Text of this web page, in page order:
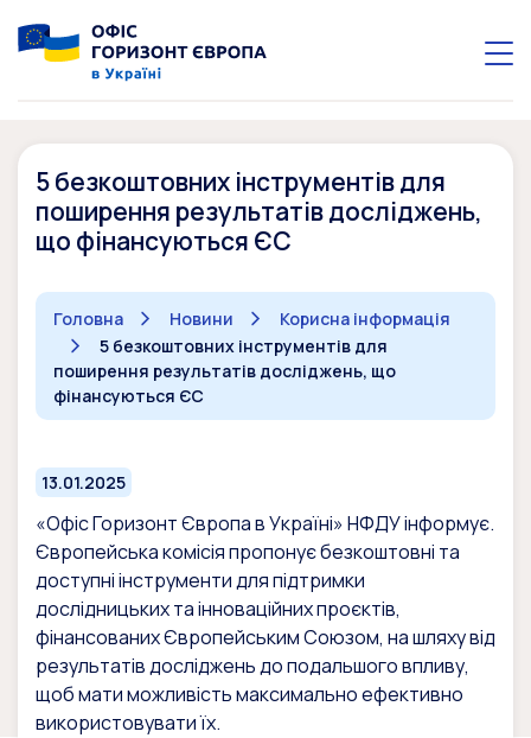
5 безкоштовних інструментів для
поширення результатів досліджень,
що фінансуються ЄС
Головна Новини
Корисна інформація
5 безкоштовних інструментів для
поширення результатів досліджень, що
фінансуються ЄС
13.01.2025
«Офіс Горизонт Європа в Україні» НФДУ інформує.
Європейська комісія пропонує безкоштовні та
доступні інструменти для підтримки
дослідницьких та інноваційних проєктів,
фінансованих Європейським Союзом, на шляху від
результатів досліджень до подальшого впливу,
щоб мати можливість максимально ефективно
використовувати їх.